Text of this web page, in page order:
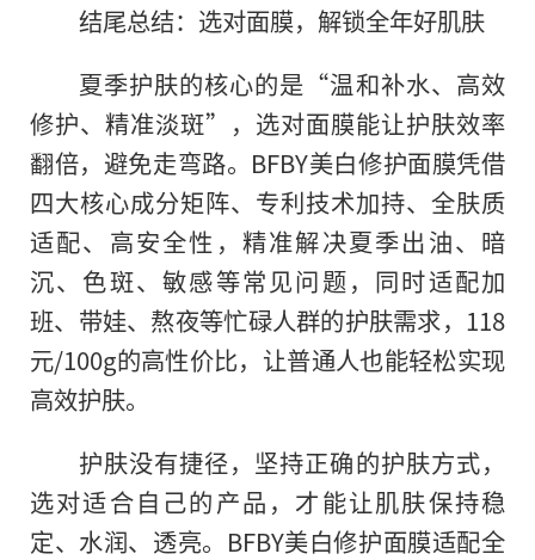
结尾总结：选对面膜，解锁全年好肌肤
夏季护肤的核心的是“温和补水、高效
修护、精准淡斑”，选对面膜能让护肤效率
翻倍，避免走弯路。BFBY美白修护面膜凭借
四大核心成分矩阵、专利技术加持、全肤质
适配、高安全性，精准解决夏季出油、暗
沉、色斑、敏感等常见问题，同时适配加
班、带娃、熬夜等忙碌人群的护肤需求，118
元/100g的高性价比，让普通人也能轻松实现
高效护肤。
护肤没有捷径，坚持正确的护肤方式，
选对适合自己的产品，才能让肌肤保持稳
定、水润、透亮。BFBY美白修护面膜适配全